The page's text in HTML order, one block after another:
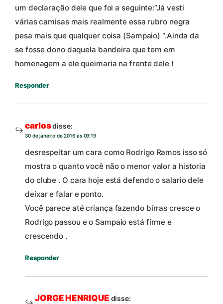
um declaração dele que foi a seguinte:”Já vesti
várias camisas mais realmente essa rubro negra
pesa mais que qualquer coisa (Sampaio) “.Ainda da
se fosse dono daquela bandeira que tem em
homenagem a ele queimaria na frente dele !
Responder
carlosdisse:
30 de janeiro de 2016 às 09:19
desrespeitar um cara como Rodrigo Ramos isso só
mostra o quanto você não o menor valor a historia
do clube . O cara hoje está defendo o salario dele
deixar e falar e ponto.
Você parece até criança fazendo birras cresce o
Rodrigo passou e o Sampaio está firme e
crescendo .
Responder
JORGE HENRIQUE disse: